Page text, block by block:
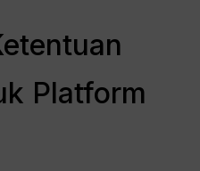
Platform